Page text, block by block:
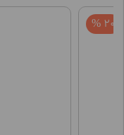
20 %